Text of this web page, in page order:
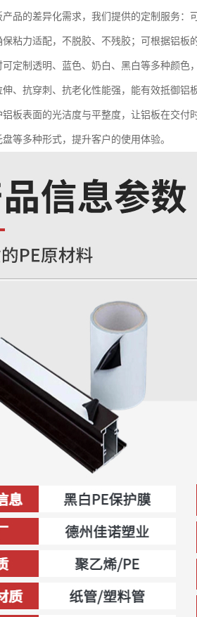
品的差异化需求，我们提供的定制服务：
粘力适配，不脱胶、不残胶；可根据铝板
定制透明、蓝色、奶白、黑白等多种颜
、抗穿刺、抗老化性能强，能有效抵御
板表面的光洁度与平整度，让铝板在交
等多种形式，提升客户的使用体验。